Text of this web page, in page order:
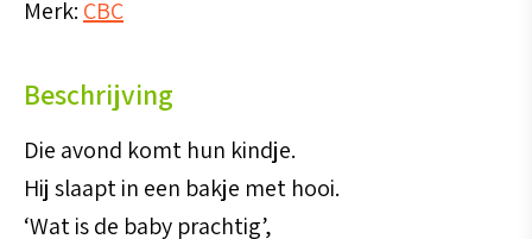
aantal
Merk: CBC
Beschrijving
Die avond komt hun kindje.
Hij slaapt in een bakje met hooi.
‘Wat is de baby prachtig’,